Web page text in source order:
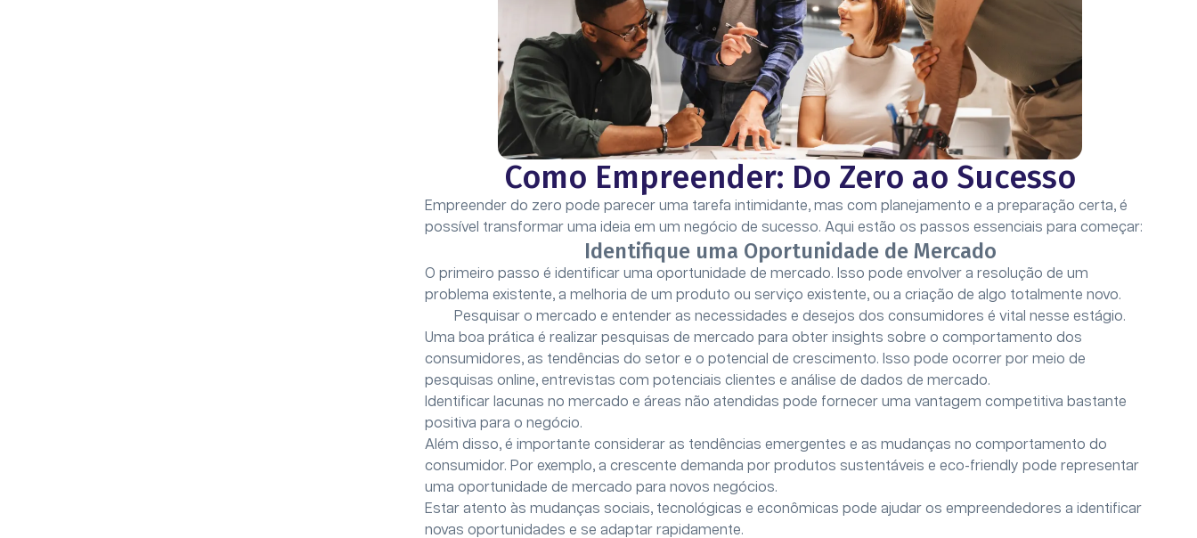
Como Empreender: Do Zero ao Sucesso
Empreender do zero pode parecer uma tarefa intimidante, mas com planejamento e a preparação certa, é
possível transformar uma ideia em um negócio de sucesso. Aqui estão os passos essenciais para começar:
Identifique uma Oportunidade de Mercado
O primeiro passo é identificar uma oportunidade de mercado. Isso pode envolver a resolução de um
problema existente, a melhoria de um produto ou serviço existente, ou a criação de algo totalmente novo.
Pesquisar o mercado e entender as necessidades e desejos dos consumidores é vital nesse estágio.
Uma boa prática é realizar pesquisas de mercado para obter insights sobre o comportamento dos
consumidores, as tendências do setor e o potencial de crescimento. Isso pode ocorrer por meio de
pesquisas online, entrevistas com potenciais clientes e análise de dados de mercado.
Identificar lacunas no mercado e áreas não atendidas pode fornecer uma vantagem competitiva bastante
positiva para o negócio.
Além disso, é importante considerar as tendências emergentes e as mudanças no comportamento do
consumidor. Por exemplo, a crescente demanda por produtos sustentáveis e eco-friendly pode representar
uma oportunidade de mercado para novos negócios.
Estar atento às mudanças sociais, tecnológicas e econômicas pode ajudar os empreendedores a identificar
novas oportunidades e se adaptar rapidamente.